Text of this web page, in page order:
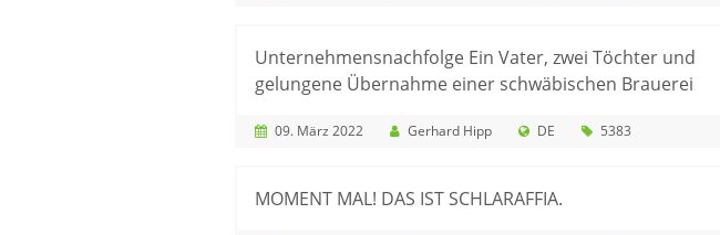
Unternehmensnachfolge Ein Vater, zwei Töchter und
gelungene Übernahme einer schwäbischen Brauerei
09. März 2022 Gerhard Hipp DE 5383
MOMENT MAL! DAS IST SCHLARAFFIA.